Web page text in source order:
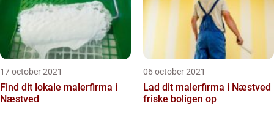
17 october 2021
Find dit lokale malerfirma i
Næstved
06 october 2021
Lad dit malerfirma i Næstved
friske boligen op